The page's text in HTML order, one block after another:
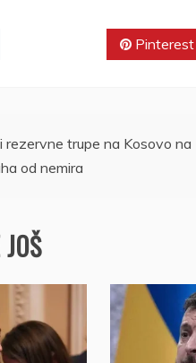
Pinterest
rezervne trupe na Kosovo na
od nemira